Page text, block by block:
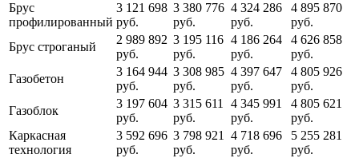
Брус
профилированный
3 121 698
руб.
3 380 776
руб.
4 324 286
руб.
4 895 870
руб.
Брус строганый
2 989 892
руб.
3 195 116
руб.
4 186 264
руб.
4 626 858
руб.
Газобетон
3 164 944
руб.
3 308 985
руб.
4 397 647
руб.
4 805 926
руб.
Газоблок
3 197 604
руб.
3 315 611
руб.
4 345 991
руб.
4 805 621
руб.
Каркасная
технология
3 592 696
руб.
3 798 921
руб.
4 718 696
руб.
5 255 281
руб.